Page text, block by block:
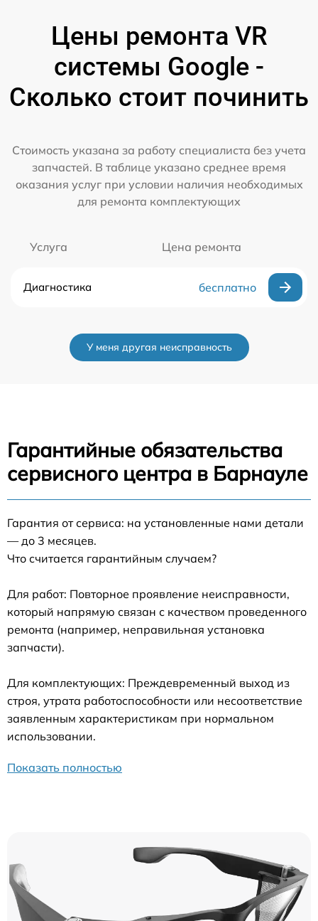
Цены ремонта VR
системы Google -
Сколько стоит починить
Стоимость указана за работу специалиста без учета
запчастей. В таблице указано среднее время
оказания услуг при условии наличия необходимых
для ремонта комплектующих
Услуга Цена ремонта
Диагностика бесплатно
У меня другая неисправность
Гарантийные обязательства
сервисного центра в Барнауле
Гарантия от сервиса: на установленные нами детали
— до 3 месяцев.
Что считается гарантийным случаем?
Для работ: Повторное проявление неисправности,
который напрямую связан с качеством проведенного
ремонта (например, неправильная установка
запчасти).
Для комплектующих: Преждевременный выход из
строя, утрата работоспособности или несоответствие
заявленным характеристикам при нормальном
использовании.
Показать полностью